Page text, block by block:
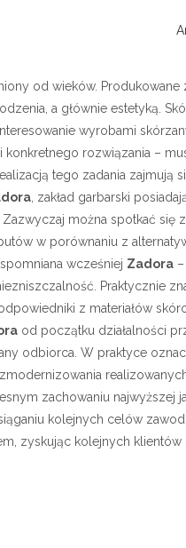
od wieków.
a głównie estetyką.
wyrobami
rozwiązania –
tego zadania
, zakład garbarski
Zazwyczaj można spotkać się
w porównaniu z
wcześniej Zadora
Praktycznie
z materiałów
od początku działalności
odbiorca. W praktyce
zachowaniu najwyższej
kolejnych celów
zyskując kolejnych